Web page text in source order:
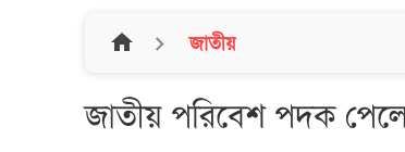
home জাতীয়
জাতীয় পরিবেশ পদক